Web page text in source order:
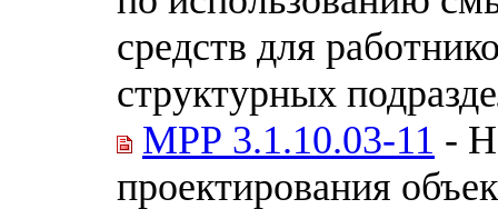
средств для
структурных
МРР 3.1.10.03-11 -
проектирования